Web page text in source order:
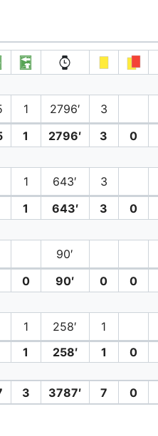
1 2796′ 3
1 2796′ 3 0
1 643′ 3
1 643′ 3 0
90′
0 90′ 0 0
1 258′ 1
1 258′ 1 0
3 3787′ 7 0